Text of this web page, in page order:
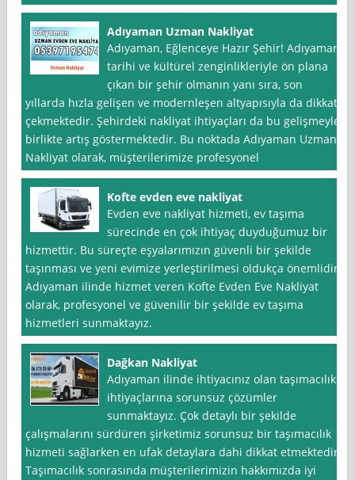
Adıyaman Uzman Nakliyat
Adıyaman, Eğlenceye Hazır Şehir! Adıyaman,
tarihi ve kültürel zenginlikleriyle ön plana
çıkan bir şehir olmanın yanı sıra, son
yıllarda hızla gelişen ve modernleşen altyapısıyla da dikkat
çekmektedir. Şehirdeki nakliyat ihtiyaçları da bu gelişmeyle
birlikte artış göstermektedir. Bu noktada Adıyaman Uzman
Nakliyat olarak, müşterilerimize profesyonel
Kofte evden eve nakliyat
Evden eve nakliyat hizmeti, ev taşıma
sürecinde en çok ihtiyaç duyduğumuz bir
hizmettir. Bu süreçte eşyalarımızın güvenli bir şekilde
taşınması ve yeni evimize yerleştirilmesi oldukça önemlidir.
Adıyaman ilinde hizmet veren Kofte Evden Eve Nakliyat
olarak, profesyonel ve güvenilir bir şekilde ev taşıma
hizmetleri sunmaktayız.
Dağkan Nakliyat
Adıyaman ilinde ihtiyacınız olan taşımacılık
ihtiyaçlarına sorunsuz çözümler
sunmaktayız. Çok detaylı bir şekilde
çalışmalarını sürdüren şirketimiz sorunsuz bir taşımacılık
hizmeti sağlarken en ufak detaylara dahi dikkat etmektedir.
Taşımacılık sonrasında müşterilerimizin hakkımızda iyi